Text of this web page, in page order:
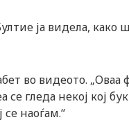
ја видела, како
во видеото. „Оваа
се гледа некој кој
наоѓам.“